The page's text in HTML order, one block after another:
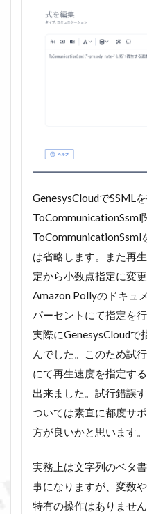
GenesysCloudでSSML
ToCommunicationSsml
ToCommunicationSsml
は省略します。また再
定から小数点指定に変
Amazon Pollyのドキュ
パーセントにて指定を
実際にGenesysCloudで
んでした。このため試
にて再生速度を指定す
出来ました。試行錯誤
ついては素直に都度サ
方が良いかと思います。
実務上は文字列のベタ
事になりますが、変数
特有の操作はありません